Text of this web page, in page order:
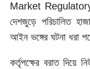
Market
দেশজুড়ে পরিচালিত
আইন ভঙ্গের ঘটনা ধরা
কর্তৃপক্ষের বরাত দিয়ে